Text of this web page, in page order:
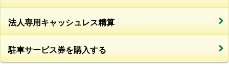
法人専用キャッシュレス精算
駐車サービス券を購入する